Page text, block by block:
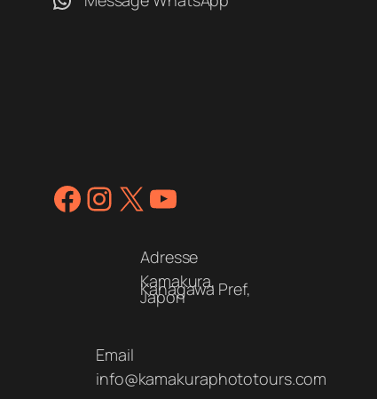
Facebook Instagram X YouTube
Adresse
Kamakura,
Kanagawa Pref,
Japon
Email
info@kamakuraphototours.com